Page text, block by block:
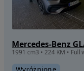
1991 cm3 • 224 KM •